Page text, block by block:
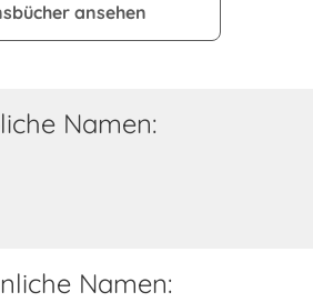
ansehen
Namen:
Namen: